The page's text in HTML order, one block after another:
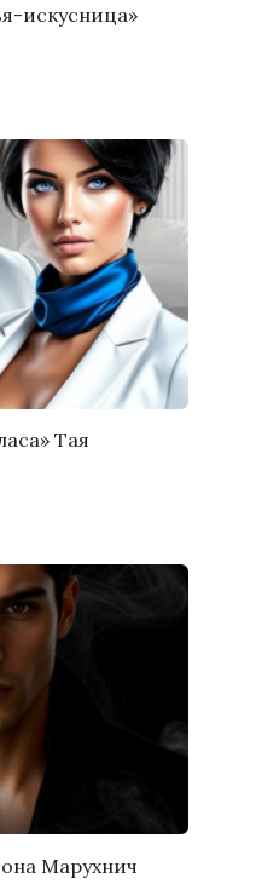
искусница»
Тая
Марухнич